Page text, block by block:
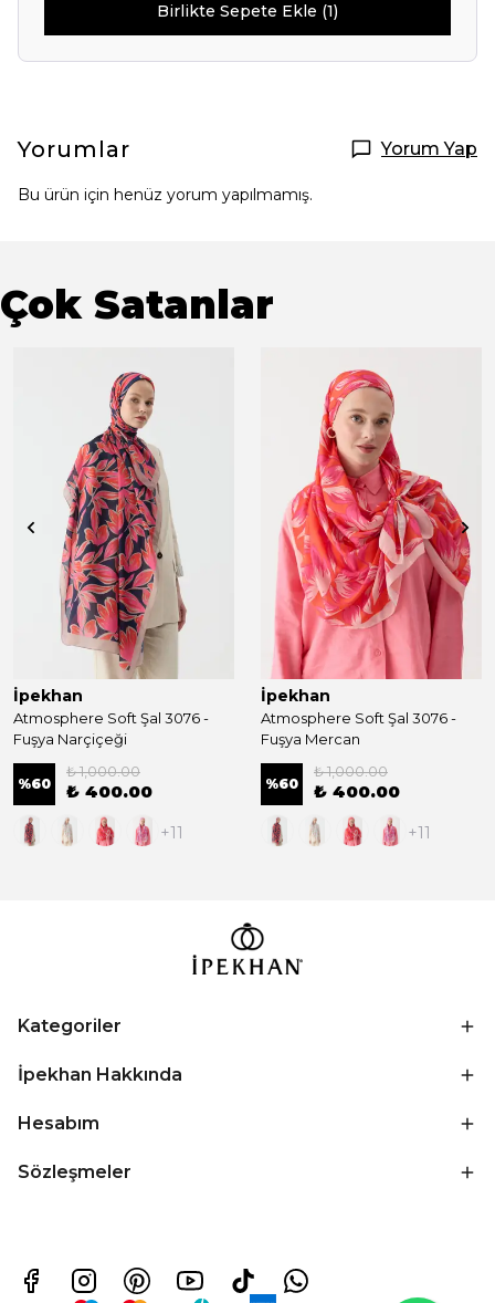
Birlikte Sepete Ekle (1)
Yorumlar Yorum Yap
Bu ürün için henüz yorum yapılmamış.
Çok Satanlar
İpekhan
Atmosphere Soft Şal 3076 -
Fuşya Narçiçeği
%60
₺ 1,000.00
₺ 400.00
+11
İpekhan
Atmosphere Soft Şal 3076 -
Fuşya Mercan
%60
₺ 1,000.00
₺ 400.00
+11
Kategoriler
İpekhan Hakkında
Hesabım
Sözleşmeler